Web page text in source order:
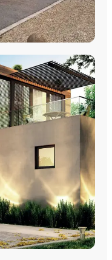
Volets Battants
et battants avec